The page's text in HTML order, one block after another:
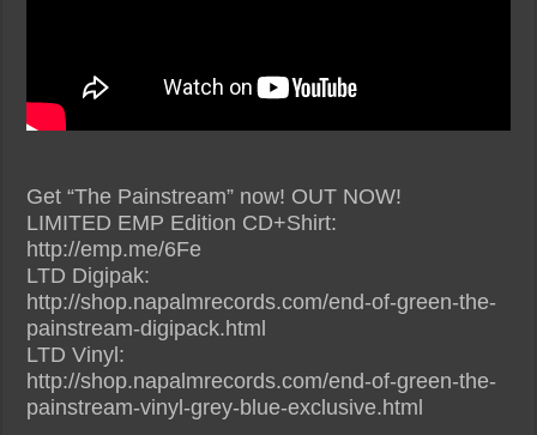
Get “The Painstream” now! OUT NOW!
LIMITED EMP Edition CD+Shirt:
http://emp.me/6Fe
LTD Digipak:
http://shop.napalmrecords.com/end-of-green-the-
painstream-digipack.html
LTD Vinyl:
http://shop.napalmrecords.com/end-of-green-the-
painstream-vinyl-grey-blue-exclusive.html